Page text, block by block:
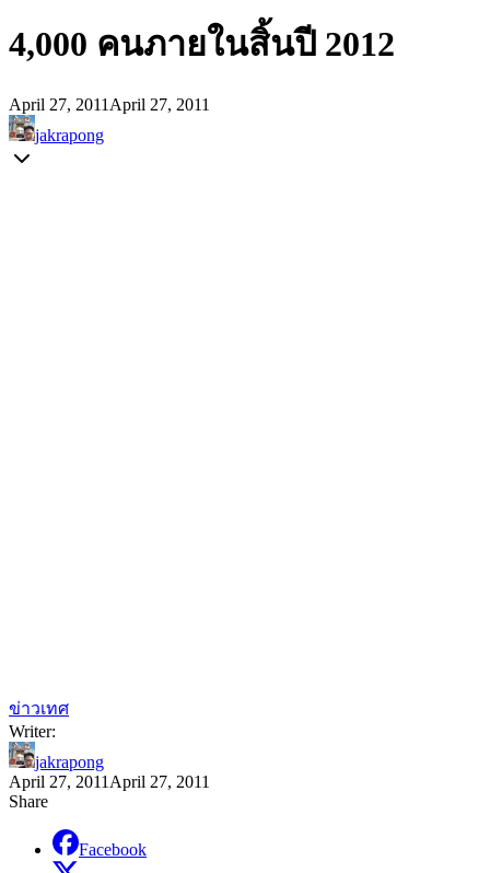
4,000 คนภายในสิ้นปี 2012
April 27, 2011 April 27, 2011
jakrapong
ข่าวเทศ
Writer:
jakrapong
April 27, 2011 April 27, 2011
Share
Facebook